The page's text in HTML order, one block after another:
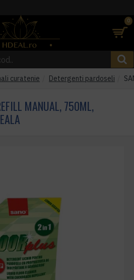
0
curatenie Detergenti pardoseli
MANUAL, 750ML,